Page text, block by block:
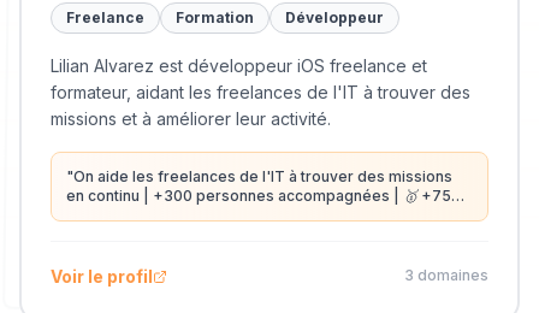
Freelance Formation Développeur
Lilian Alvarez est développeur iOS freelance et
formateur, aidant les freelances de l'IT à trouver des
missions et à améliorer leur activité.
"On aide les freelances de l'IT à trouver des missions
en continu | +300 personnes accompagnées | 🥇 +75
Voir le profil 3 domaines